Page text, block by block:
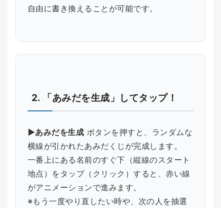
自由に書き換えることが可能です。
2. 「あみだを生成」してタップ！
▶あみだを生成 ボタンを押すと、ランダムな
横線が引かれたあみだくじが完成します。
一番上にある名前のすぐ下（縦線のスタート
地点）をタップ（クリック）すると、赤い線
がアニメーションで進みます。
※もう一度やり直したい時や、次の人を抽選